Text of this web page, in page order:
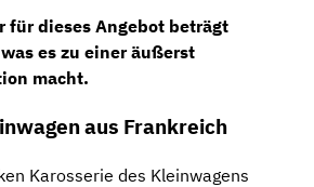
für dieses Angebot beträgt
es zu einer äußerst
macht.
aus Frankreich
Karosserie des Kleinwagens